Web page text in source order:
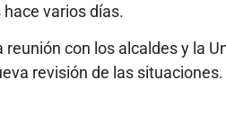
varios días.
con los alcaldes y la
revisión de las situaciones.